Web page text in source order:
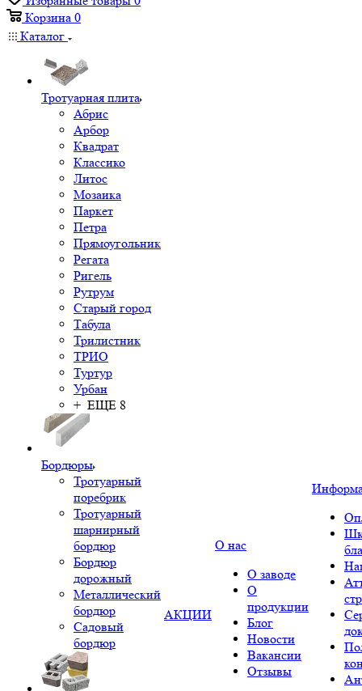
Корзина 0
Каталог
Тротуарная плита
Абрис
Арбор
Квадрат
Классико
Литос
Мозаика
Паркет
Петра
Прямоугольник
Регата
Ригель
Рутрум
Старый город
Табула
Трилистник
ТРИО
Туртур
Урбан
+ ЕЩЕ 8
Бордюры
Тротуарный
поребрик
Тротуарный
шарнирный
бордюр
Бордюр
дорожный
Металлический
бордюр
Садовый
бордюр
АКЦИИ
О нас
О заводе
О
продукции
Блог
Новости
Вакансии
Отзывы